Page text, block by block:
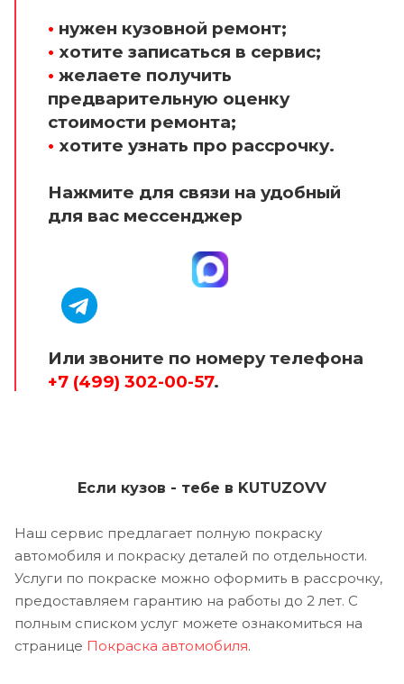
• нужен кузовной ремонт;
• хотите записаться в сервис;
• желаете получить
предварительную оценку
стоимости ремонта;
• хотите узнать про рассрочку.
Нажмите для связи на удобный
для вас мессенджер
Или звоните по номеру телефона
+7 (499) 302-00-57.
Если кузов - тебе в KUTUZOVV
Наш сервис предлагает полную покраску
автомобиля и покраску деталей по отдельности.
Услуги по покраске можно оформить в рассрочку,
предоставляем гарантию на работы до 2 лет. С
полным списком услуг можете ознакомиться на
странице Покраска автомобиля.